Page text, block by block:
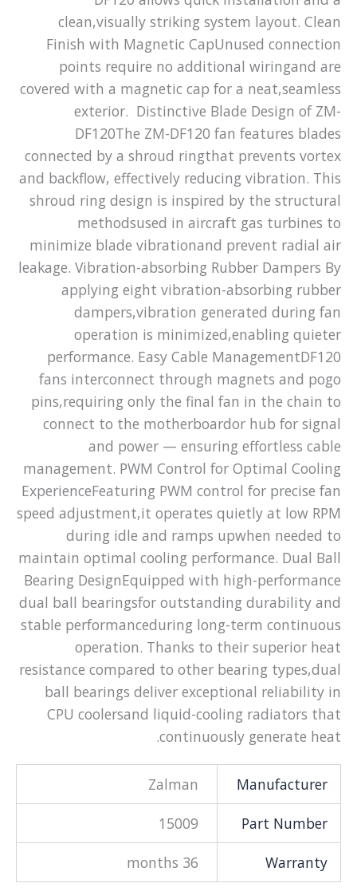
clean,visually striking system layout. Clean
Finish with Magnetic CapUnused connection
points require no additional wiringand are
covered with a magnetic cap for a neat,seamless
exterior. Distinctive Blade Design of ZM-
DF120The ZM-DF120 fan features blades
connected by a shroud ringthat prevents vortex
and backflow, effectively reducing vibration. This
shroud ring design is inspired by the structural
methodsused in aircraft gas turbines to
minimize blade vibrationand prevent radial air
leakage. Vibration-absorbing Rubber Dampers By
applying eight vibration-absorbing rubber
dampers,vibration generated during fan
operation is minimized,enabling quieter
performance. Easy Cable ManagementDF120
fans interconnect through magnets and pogo
pins,requiring only the final fan in the chain to
connect to the motherboardor hub for signal
and power — ensuring effortless cable
management. PWM Control for Optimal Cooling
ExperienceFeaturing PWM control for precise fan
speed adjustment,it operates quietly at low RPM
during idle and ramps upwhen needed to
maintain optimal cooling performance. Dual Ball
Bearing DesignEquipped with high-performance
dual ball bearingsfor outstanding durability and
stable performanceduring long-term continuous
operation. Thanks to their superior heat
resistance compared to other bearing types,dual
ball bearings deliver exceptional reliability in
CPU coolersand liquid-cooling radiators that
continuously generate heat.
Manufacturer
Zalman
Part Number
15009
Warranty
36 months